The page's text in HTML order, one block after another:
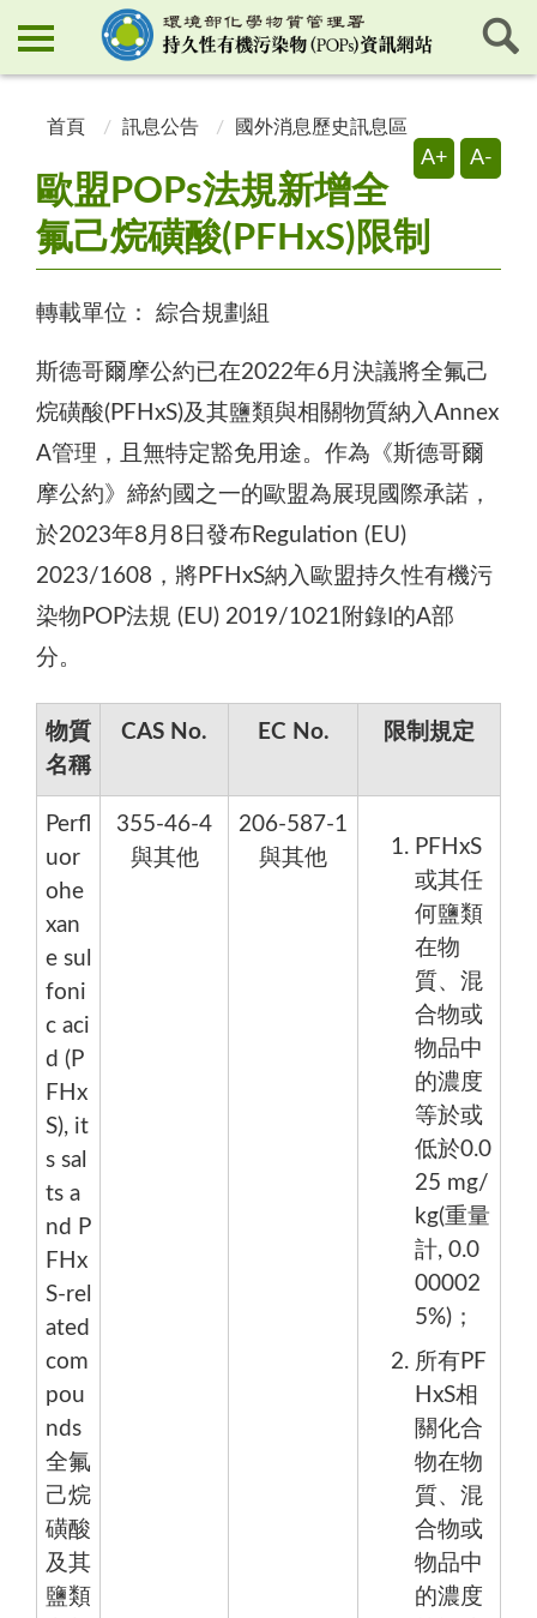
首頁 訊息公告 國外消息歷史訊息區
A+ A-
歐盟POPs法規新增全
氟己烷磺酸(PFHxS)限制
轉載單位： 綜合規劃組
斯德哥爾摩公約已在2022年6月決議將全氟己
烷磺酸(PFHxS)及其鹽類與相關物質納入Annex
A管理，且無特定豁免用途。作為《斯德哥爾
摩公約》締約國之一的歐盟為展現國際承諾，
於2023年8月8日發布Regulation (EU)
2023/1608，將PFHxS納入歐盟持久性有機污
染物POP法規 (EU) 2019/1021附錄I的A部
分。
物質
名稱
CAS No. EC No. 限制規定
Perfl
uor
ohe
xan
e sul
foni
c aci
d (P
FHx
S), it
s sal
ts a
nd P
FHx
S-rel
ated
com
pou
nds
全氟
己烷
磺酸
及其
鹽類
355-46-4
與其他
206-587-1
與其他
PFHxS
或其任
何鹽類
在物
質、混
合物或
物品中
的濃度
等於或
低於0.0
25 mg/
kg(重量
計, 0.0
00002
5%)；
所有PF
HxS相
關化合
物在物
質、混
合物或
物品中
的濃度